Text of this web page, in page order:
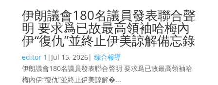
伊朗議會180名議員發表聯合聲
明 要求爲已故最高領袖哈梅內
伊“復仇”並終止伊美諒解備忘錄
editor 1 | Jul 15, 2026| 綜合報導
伊朗議會180名議員發表聯合聲明 要求爲已故最高領袖哈
梅內伊“復仇”並終止伊美諒解�...